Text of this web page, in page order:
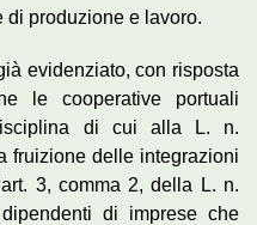
di produzione e lavoro.
evidenziato, con risposta
le cooperative portuali
di cui alla L. n.
fruizione delle integrazioni
3, comma 2, della L. n.
di imprese che